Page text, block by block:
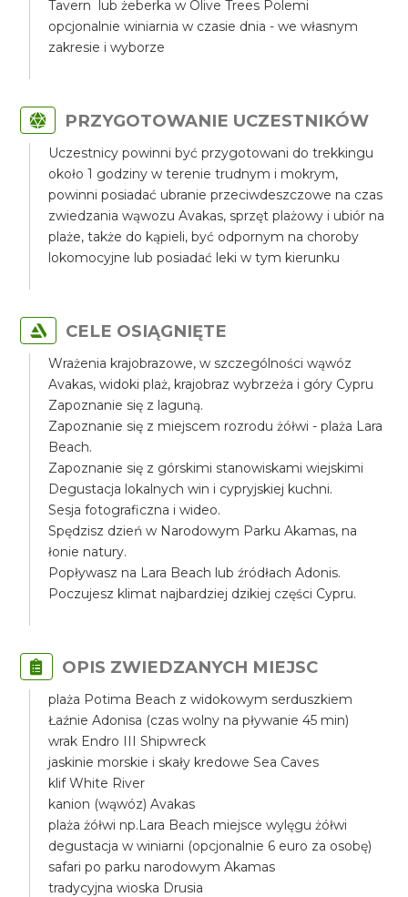
Tavern lub żeberka w Olive Trees Polemi
opcjonalnie winiarnia w czasie dnia - we własnym
zakresie i wyborze
PRZYGOTOWANIE UCZESTNIKÓW
Uczestnicy powinni być przygotowani do trekkingu
około 1 godziny w terenie trudnym i mokrym,
powinni posiadać ubranie przeciwdeszczowe na czas
zwiedzania wąwozu Avakas, sprzęt plażowy i ubiór na
plaże, także do kąpieli, być odpornym na choroby
lokomocyjne lub posiadać leki w tym kierunku
CELE OSIĄGNIĘTE
Wrażenia krajobrazowe, w szczególności wąwóz
Avakas, widoki plaż, krajobraz wybrzeża i góry Cypru
Zapoznanie się z laguną.
Zapoznanie się z miejscem rozrodu żółwi - plaża Lara
Beach.
Zapoznanie się z górskimi stanowiskami wiejskimi
Degustacja lokalnych win i cypryjskiej kuchni.
Sesja fotograficzna i wideo.
Spędzisz dzień w Narodowym Parku Akamas, na
łonie natury.
Popływasz na Lara Beach lub źródłach Adonis.
Poczujesz klimat najbardziej dzikiej części Cypru.
OPIS ZWIEDZANYCH MIEJSC
plaża Potima Beach z widokowym serduszkiem
Łaźnie Adonisa (czas wolny na pływanie 45 min)
wrak Endro III Shipwreck
jaskinie morskie i skały kredowe Sea Caves
klif White River
kanion (wąwóz) Avakas
plaża żółwi np.Lara Beach miejsce wylęgu żółwi
degustacja w winiarni (opcjonalnie 6 euro za osobę)
safari po parku narodowym Akamas
tradycyjna wioska Drusia